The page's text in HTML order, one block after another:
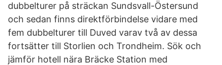
dubbelturer på sträckan Sundsvall-Östersund
och sedan finns direktförbindelse vidare med
fem dubbelturer till Duved varav två av dessa
fortsätter till Storlien och Trondheim. Sök och
jämför hotell nära Bräcke Station med